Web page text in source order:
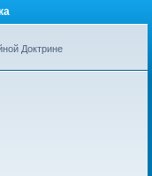
Доктрине